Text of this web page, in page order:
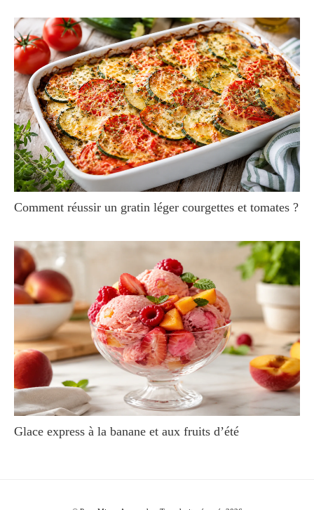
Comment réussir un gratin léger courgettes et tomates ?
Glace express à la banane et aux fruits d’été